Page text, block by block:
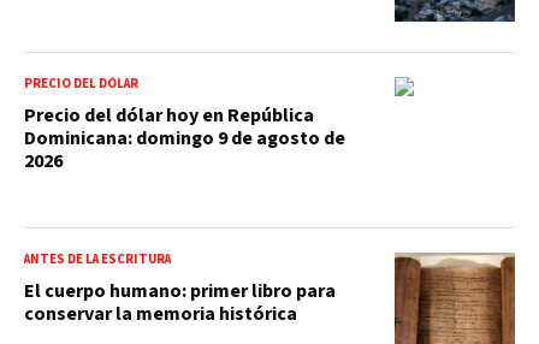
PRECIO DEL DÓLAR
Precio del dólar hoy en República
Dominicana: domingo 9 de agosto de
2026
ANTES DE LA ESCRITURA
El cuerpo humano: primer libro para
conservar la memoria histórica